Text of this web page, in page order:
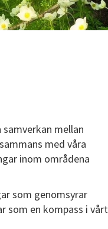
mellan
med våra
inom områdena
som genomsyrar
som en kompass i vårt